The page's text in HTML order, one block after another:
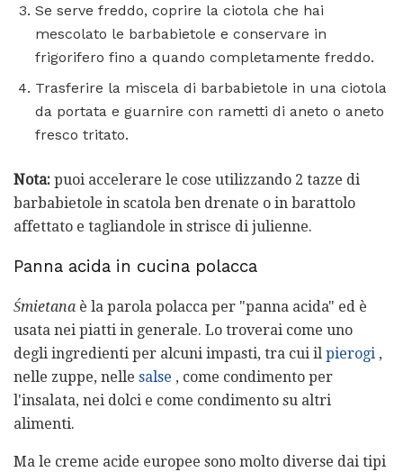
Se serve freddo, coprire la ciotola che hai
mescolato le barbabietole e conservare in
frigorifero fino a quando completamente freddo.
Trasferire la miscela di barbabietole in una ciotola
da portata e guarnire con rametti di aneto o aneto
fresco tritato.
Nota: puoi accelerare le cose utilizzando 2 tazze di
barbabietole in scatola ben drenate o in barattolo
affettato e tagliandole in strisce di julienne.
Panna acida in cucina polacca
Śmietana è la parola polacca per "panna acida" ed è
usata nei piatti in generale. Lo troverai come uno
degli ingredienti per alcuni impasti, tra cui il pierogi ,
nelle zuppe, nelle salse , come condimento per
l'insalata, nei dolci e come condimento su altri
alimenti.
Ma le creme acide europee sono molto diverse dai tipi